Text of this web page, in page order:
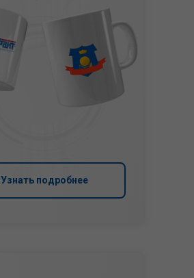
Узнать подробнее